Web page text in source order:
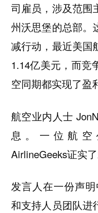
司雇员，涉及范围
州沃思堡的总部。
减行动，最近美国
1.14亿美元，而竞
空同期都实现了盈
航空业内人士
息。一位航
AirlineGeeks证实了
发言人在一份声
和支持人员团队进